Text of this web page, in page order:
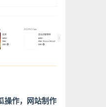
操作，网站制作